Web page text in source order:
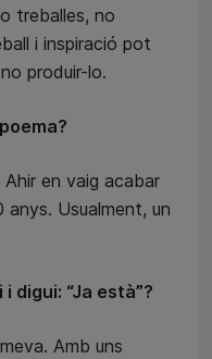
treballes, no
i inspiració pot
produir-lo.
en vaig acabar
anys. Usualment, un
i digui: “Ja està”?
Amb uns